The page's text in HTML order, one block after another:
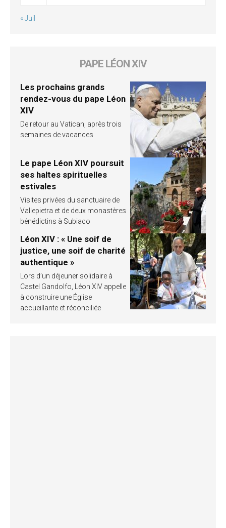
« Juil
PAPE LÉON XIV
Les prochains grands
rendez-vous du pape Léon
XIV
De retour au Vatican, après trois
semaines de vacances
Le pape Léon XIV poursuit
ses haltes spirituelles
estivales
Visites privées du sanctuaire de
Vallepietra et de deux monastères
bénédictins à Subiaco
Léon XIV : « Une soif de
justice, une soif de charité
authentique »
Lors d’un déjeuner solidaire à
Castel Gandolfo, Léon XIV appelle
à construire une Église
accueillante et réconciliée